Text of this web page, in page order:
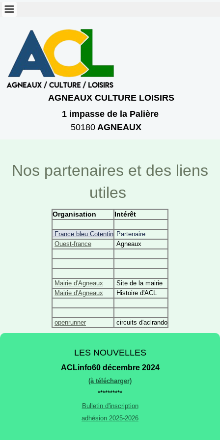
AGNEAUX CULTURE LOISIRS
1 impassede la Palière
50180AGNEAUX
Nos partenaires et des liens
utiles
Organisation Intérêt
France bleu Cotentin Partenaire
Ouest-france
Agneaux
Mairie d'Agneaux
Site de la mairie
Mairie d'Agneaux
Histoire d'ACL
openrunner circuits d'aclrando
LES NOUVELLES
ACLinfo60 décembre 2024
(à télécharger)
**********
Bulletin d'inscription
adhésion 2025-2026